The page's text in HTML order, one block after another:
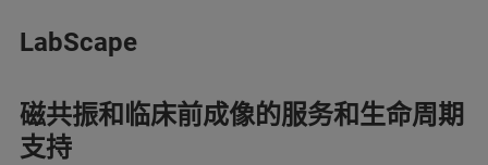
LabScape
磁共振和临床前成像的服务和生命周期
支持